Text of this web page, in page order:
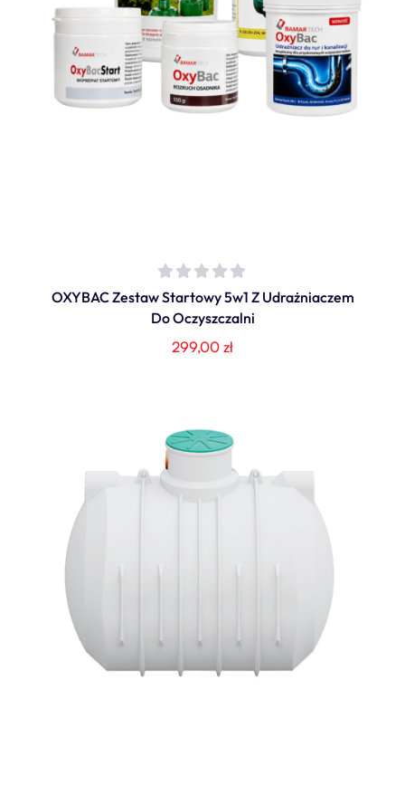
OXYBAC Zestaw Startowy 5w1 Z Udrażniaczem
Do Oczyszczalni
299,00 zł